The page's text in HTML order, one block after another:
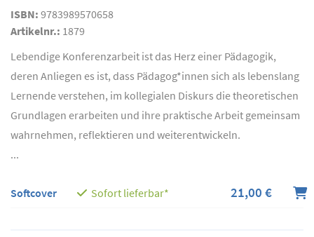
ISBN: 9783989570658
Artikelnr.: 1879
Lebendige Konferenzarbeit ist das Herz einer Pädagogik,
deren Anliegen es ist, dass Pädagog*innen sich als lebenslang
Lernende verstehen, im kollegialen Diskurs die theoretischen
Grundlagen erarbeiten und ihre praktische Arbeit gemeinsam
wahrnehmen, reflektieren und weiterentwickeln.
...
Softcover Sofort lieferbar* 21,00 €